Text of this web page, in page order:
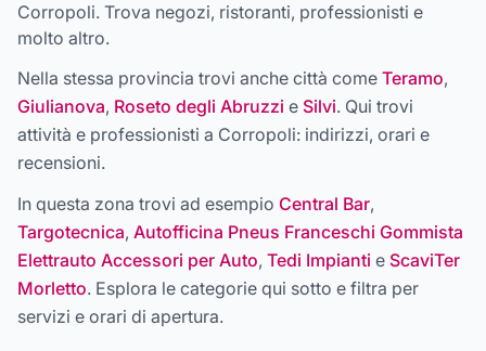
Corropoli. Trova negozi, ristoranti, professionisti e
molto altro.
Nella stessa provincia trovi anche città come Teramo,
Giulianova, Roseto degli Abruzzi e Silvi. Qui trovi
attività e professionisti a Corropoli: indirizzi, orari e
recensioni.
In questa zona trovi ad esempio Central Bar,
Targotecnica, Autofficina Pneus Franceschi Gommista
Elettrauto Accessori per Auto, Tedi Impianti e ScaviTer
Morletto. Esplora le categorie qui sotto e filtra per
servizi e orari di apertura.